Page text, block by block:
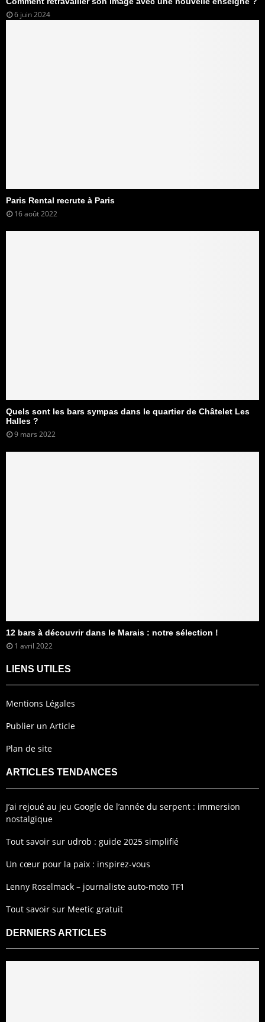
6 juin 2024
Paris Rental recrute à Paris
16 août 2022
Quels sont les bars sympas dans le quartier de Châtelet Les
Halles ?
9 mars 2022
12 bars à découvrir dans le Marais : notre sélection !
1 avril 2022
LIENS UTILES
Mentions Légales
Publier un Article
Plan de site
ARTICLES TENDANCES
J’ai rejoué au jeu Google de l’année du serpent : immersion
nostalgique
Tout savoir sur udrob : guide 2025 simplifié
Un cœur pour la paix : inspirez-vous
Lenny Roselmack – journaliste auto-moto TF1
Tout savoir sur Meetic gratuit
DERNIERS ARTICLES